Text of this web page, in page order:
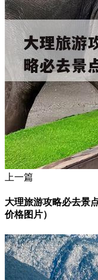
上一篇
大理旅游攻略必去景
价格图片）